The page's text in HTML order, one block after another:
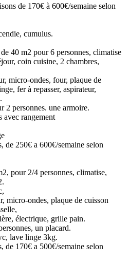
de 170€ à 600€/semaine selon
cumulus.
40 m2 pour 6 personnes, climatise
coin cuisine, 2 chambres,
micro-ondes, four, plaque de
fer à repasser, aspirateur,
2 personnes. une armoire.
avec rangement
de 250€ a 600€/semaine selon
pour 2/4 personnes, climatise,
micro-ondes, plaque de cuisson
électrique, grille pain.
un placard.
lave linge 3kg.
de 170€ a 500€/semaine selon